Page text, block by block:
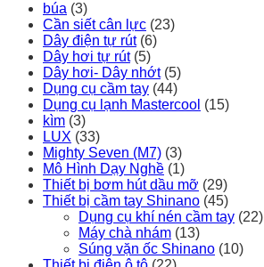
búa (3)
Cần siết cân lực (23)
Dây điện tự rút (6)
Dây hơi tự rút (5)
Dây hơi- Dây nhớt (5)
Dụng cụ cầm tay (44)
Dụng cụ lạnh Mastercool (15)
kìm (3)
LUX (33)
Mighty Seven (M7) (3)
Mô Hình Dạy Nghề (1)
Thiết bị bơm hút dầu mỡ (29)
Thiết bị cầm tay Shinano (45)
Dụng cụ khí nén cầm tay (22)
Máy chà nhám (13)
Súng vặn ốc Shinano (10)